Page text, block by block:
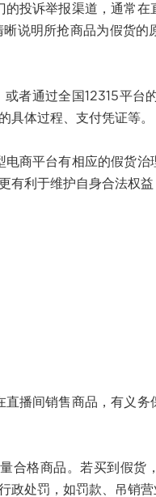
诉举报渠道，通常在
说明所抢商品为假货的
通过全国12315平台
具体过程、支付凭证等。
平台有相应的假货治
利于维护自身合法权益
间销售商品，有义务
格商品。若买到假货
政处罚，如罚款、吊销营